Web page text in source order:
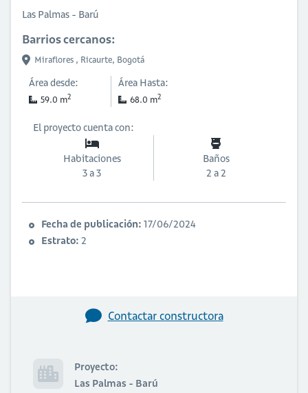
Las Palmas - Barú
Barrios cercanos:
Miraflores , Ricaurte, Bogotá
Área desde:
59.0 m2
Área Hasta:
68.0 m2
El proyecto cuenta con:
Habitaciones
3 a 3
Baños
2 a 2
Fecha de publicación: 17/06/2024
Estrato: 2
Contactar constructora
Proyecto:
Las Palmas - Barú